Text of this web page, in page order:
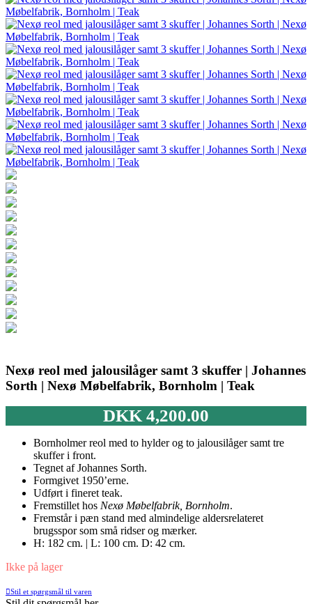
Nexø reol med jalousilåger samt 3 skuffer | Johannes
Sorth | Nexø Møbelfabrik, Bornholm | Teak
DKK4,200.00
Bornholmer reol med to hylder og to jalousilåger samt tre
skuffer i front.
Tegnet af Johannes Sorth.
Formgivet 1950’erne.
Udført i fineret teak.
Fremstillet hos Nexø Møbelfabrik, Bornholm.
Fremstår i pæn stand med almindelige aldersrelateret
brugsspor som små ridser og mærker.
H: 182 cm. | L: 100 cm. D: 42 cm.
Ikke på lager
Stil et spørgsmål til varen